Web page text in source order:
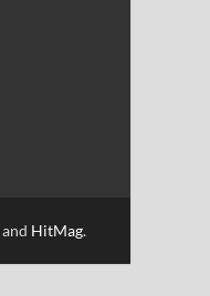
and HitMag.